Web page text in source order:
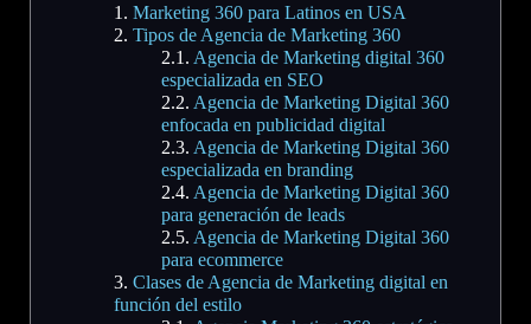
Marketing 360 para Latinos en USA
Tipos de Agencia de Marketing 360
Agencia de Marketing digital 360
especializada en SEO
Agencia de Marketing Digital 360
enfocada en publicidad digital
Agencia de Marketing Digital 360
especializada en branding
Agencia de Marketing Digital 360
para generación de leads
Agencia de Marketing Digital 360
para ecommerce
Clases de Agencia de Marketing digital en
función del estilo